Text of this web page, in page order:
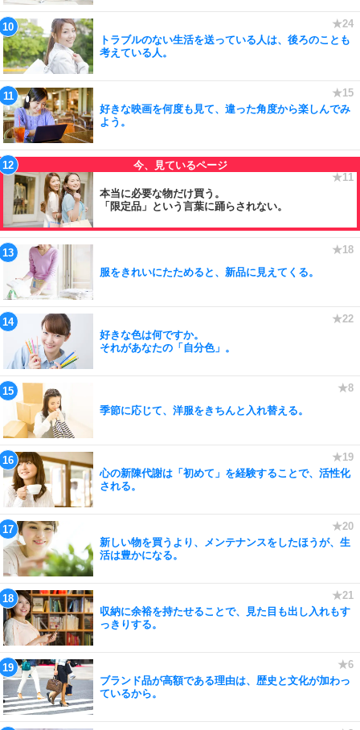
トラブルのない生活を送っている人は、後ろのことも
考えている人。
好きな映画を何度も見て、違った角度から楽しんでみ
よう。
本当に必要な物だけ買う。
「限定品」という言葉に踊らされない。
服をきれいにたためると、新品に見えてくる。
好きな色は何ですか。
それがあなたの「自分色」。
季節に応じて、洋服をきちんと入れ替える。
心の新陳代謝は「初めて」を経験することで、活性化
される。
新しい物を買うより、メンテナンスをしたほうが、生
活は豊かになる。
収納に余裕を持たせることで、見た目も出し入れもす
っきりする。
ブランド品が高額である理由は、歴史と文化が加わっ
ているから。